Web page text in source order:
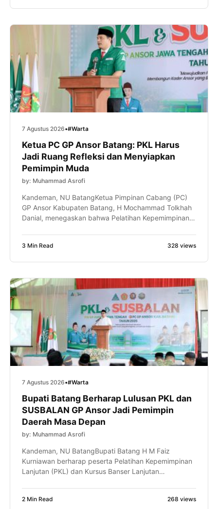
program […]
7 Agustus 2026•#Warta
Ketua PC GP Ansor Batang: PKL Harus
Jadi Ruang Refleksi dan Menyiapkan
Pemimpin Muda
by: Muhammad Asrofi
Kandeman, NU BatangKetua Pimpinan Cabang (PC)
GP Ansor Kabupaten Batang, H Mochammad Tolkhah
Danial, menegaskan bahwa Pelatihan Kepemimpinan
intelektual, kepemimpinan, dan kemampuan
pembukaan PKL dan Kursus Banser Lanjutan
(SUSBALAN) Pimpinan […]
3 Min Read 328 views
7 Agustus 2026•#Warta
Bupati Batang Berharap Lulusan PKL dan
SUSBALAN GP Ansor Jadi Pemimpin
Daerah Masa Depan
by: Muhammad Asrofi
Kandeman, NU BatangBupati Batang H M Faiz
Kurniawan berharap peserta Pelatihan Kepemimpinan
Lanjutan (PKL) dan Kursus Banser Lanjutan
masing-masing. Bahkan, ia optimistis dari proses
2 Min Read 268 views